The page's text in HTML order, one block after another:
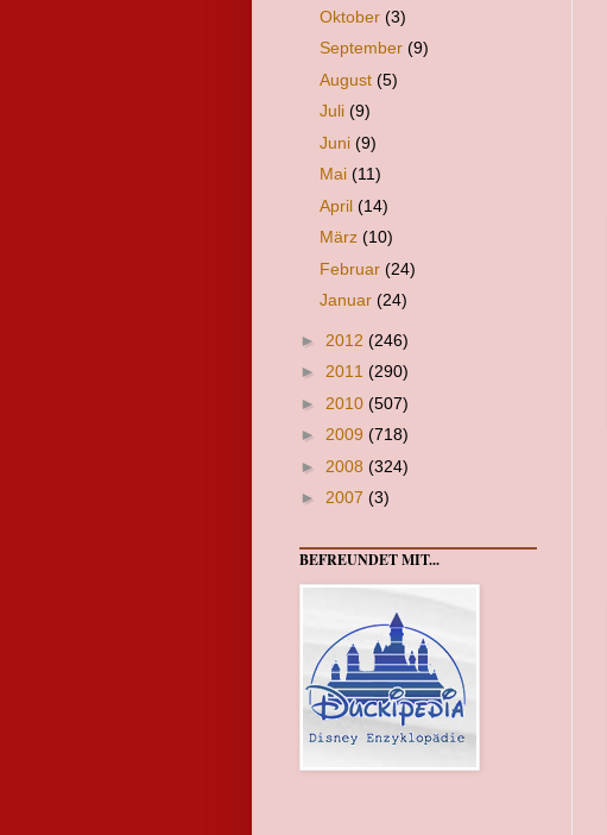
Oktober (3)
September (9)
August (5)
Juli (9)
Juni (9)
Mai (11)
April (14)
März (10)
Februar (24)
Januar (24)
► 2012 (246)
► 2011 (290)
► 2010 (507)
► 2009 (718)
► 2008 (324)
► 2007 (3)
BEFREUNDET MIT...